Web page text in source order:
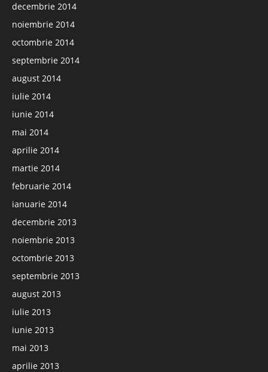
decembrie 2014
noiembrie 2014
octombrie 2014
septembrie 2014
august 2014
iulie 2014
iunie 2014
mai 2014
aprilie 2014
martie 2014
februarie 2014
ianuarie 2014
decembrie 2013
noiembrie 2013
octombrie 2013
septembrie 2013
august 2013
iulie 2013
iunie 2013
mai 2013
aprilie 2013